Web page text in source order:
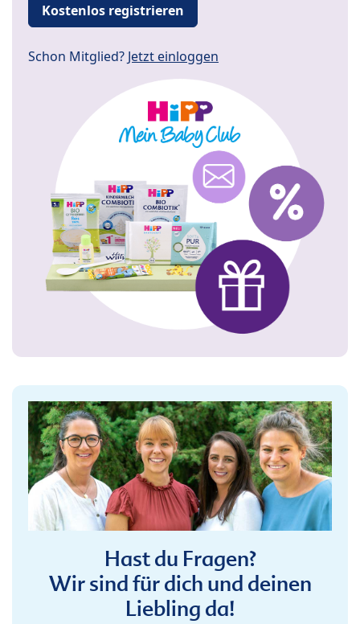
Kostenlos registrieren
Schon Mitglied? Jetzt einloggen
Hast du Fragen?
Wir sind für dich und deinen
Liebling da!